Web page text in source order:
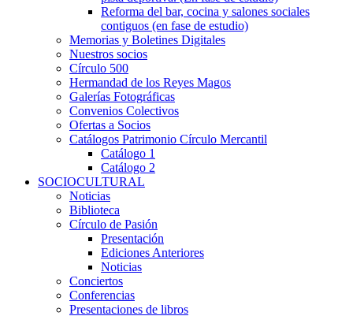
Reforma del bar, cocina y salones sociales
contiguos (en fase de estudio)
Memorias y Boletines Digitales
Nuestros socios
Círculo 500
Hermandad de los Reyes Magos
Galerías Fotográficas
Convenios Colectivos
Ofertas a Socios
Catálogos Patrimonio Círculo Mercantil
Catálogo 1
Catálogo 2
SOCIOCULTURAL
Noticias
Biblioteca
Círculo de Pasión
Presentación
Ediciones Anteriores
Noticias
Conciertos
Conferencias
Presentaciones de libros